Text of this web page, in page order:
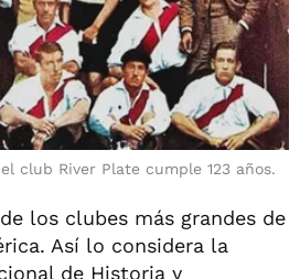
club River Plate cumple 123 años.
los clubes más grandes de
Así lo considera la
de Historia y